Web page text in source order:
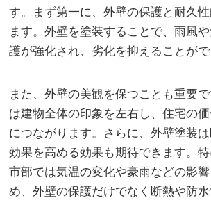
す。まず第一に、外壁の保護と耐久
ます。外壁を塗装することで、雨風
護が強化され、劣化を抑えることがで
また、外壁の美観を保つことも重要
は建物全体の印象を左右し、住宅の
につながります。さらに、外壁塗装
効果を高める効果も期待できます。
市部では気温の変化や豪雨などの影
め、外壁の保護だけでなく断熱や防